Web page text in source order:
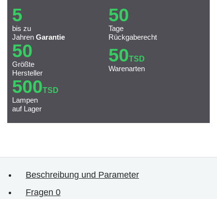
5
bis zu
Jahren Garantie
50
Tage
Rückgaberecht
50
Größte
Hersteller
50TSD
Warenarten
500TSD
Lampen
auf Lager
Beschreibung und Parameter
Fragen 0